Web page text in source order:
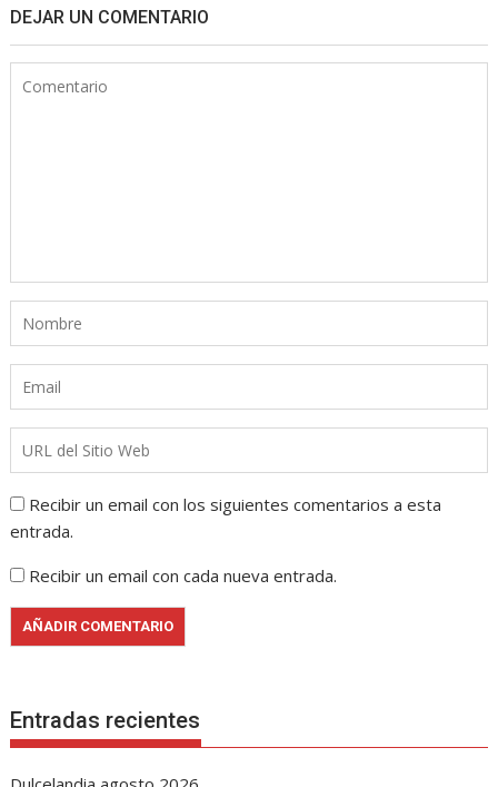
DEJAR UN COMENTARIO
Recibir un email con los siguientes comentarios a esta
entrada.
Recibir un email con cada nueva entrada.
Entradas recientes